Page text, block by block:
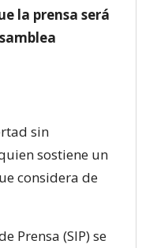
la prensa será
sin
sostiene un
considera de
Prensa (SIP) se